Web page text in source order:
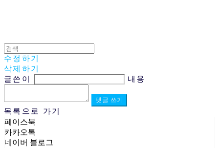
수정하기
삭제하기
글쓴이
내용
댓글 쓰기
목록으로 가기
페이스북
카카오톡
네이버 블로그